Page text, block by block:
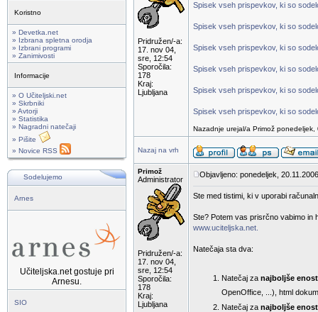
Koristno
» Devetka.net
» Izbrana spletna orodja
» Izbrani programi
» Zanimivosti
Informacije
» O Učiteljski.net
» Skrbniki
» Avtorji
» Statistika
» Nagradni natečaji
» Pišite
» Novice RSS
Sodelujemo
Arnes
Učiteljska.net gostuje pri
Arnesu.
SIO
Pridružen/-a:
17. nov 04,
sre, 12:54
Sporočila:
178
Kraj:
Ljubljana
Spisek vseh prispevkov, ki so
Spisek vseh prispevkov, ki so
Spisek vseh prispevkov, ki so
Spisek vseh prispevkov, ki so
Spisek vseh prispevkov, ki so
Spisek vseh prispevkov, ki so
Nazadnje urejal/a Primož
Nazaj na vrh
Primož
Administrator
Pridružen/-a:
17. nov 04,
sre, 12:54
Sporočila:
178
Kraj:
Ljubljana
Objavljeno: ponedeljek,
Ste med tistimi, ki v uporabi
Ste? Potem vas prisrčno vabimo in
www.uciteljska.net.
Natečaja sta dva:
Natečaj za najboljše
OpenOffice, ...), html
Natečaj za najboljše